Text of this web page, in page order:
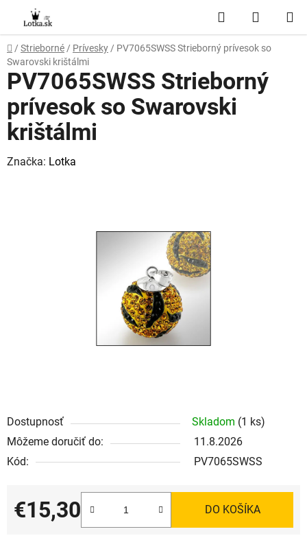
obsah
Hľadať
KOŠÍK
Domov
/ Strieborné / Prívesky / PV7065SWSS Strieborný prívesok so
Swarovski krištálmi
Dostupnosť Skladom (1 ks)
Môžeme doručiť do:
11.8.2026
Kód:
PV7065SWSS
€15,30
Jednotková cena:
DO KOŠÍKA
PV7065SWSS Strieborný
prívesok so Swarovski
krištálmi
Značka: Lotka